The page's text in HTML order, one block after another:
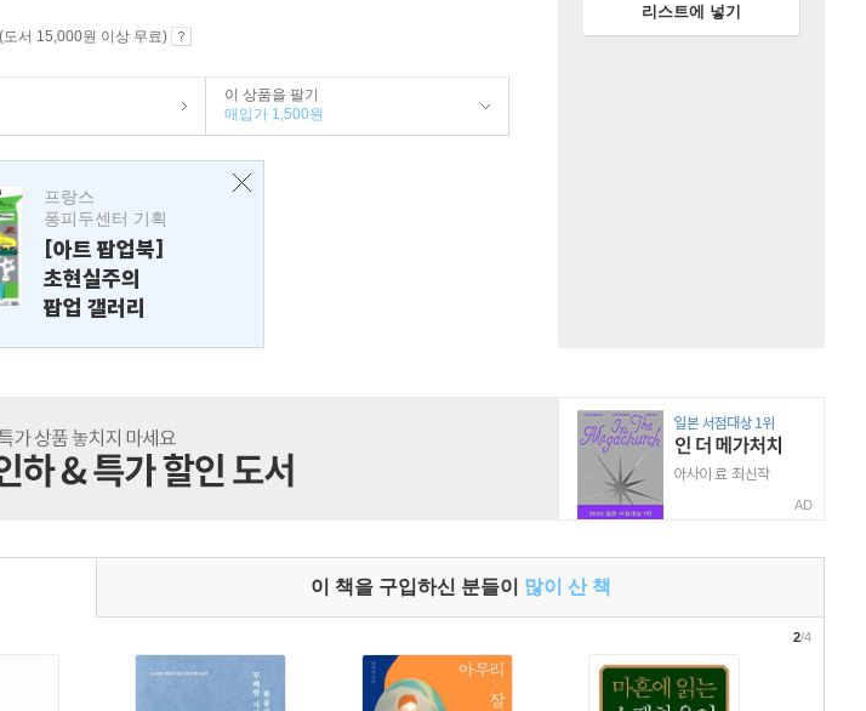
도서 15,000원 이상 무료)
이 상품을 팔기
매입가 1,500원
프랑스
퐁피두센터 기획
[아트 팝업북]
초현실주의
팝업 갤러리
리스트에 넣기
AD
이 책을 구입하신 분들이 많이 산 책
2/4